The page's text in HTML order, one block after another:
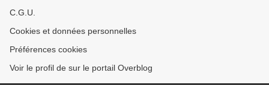
C.G.U.
Cookies et données personnelles
Préférences cookies
Voir le profil de sur le portail Overblog